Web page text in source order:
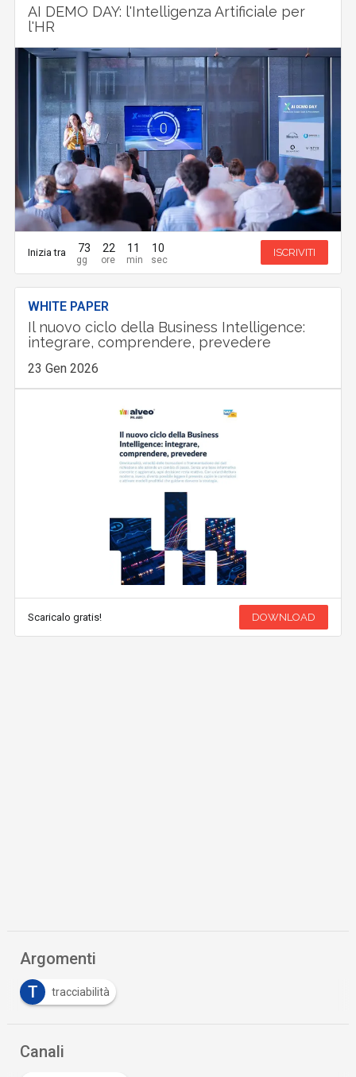
AI DEMO DAY: l'Intelligenza Artificiale per
l'HR
Inizia tra 73 22 11 9 ISCRIVITI
WHITE PAPER
Il nuovo ciclo della Business Intelligence:
integrare, comprendere, prevedere
23 Gen 2026
Scaricalo gratis! DOWNLOAD
Argomenti
T
tracciabilità
Canali